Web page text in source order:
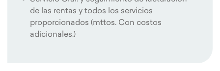
de las rentas y todos los servicios
proporcionados (mttos. Con costos
adicionales.)